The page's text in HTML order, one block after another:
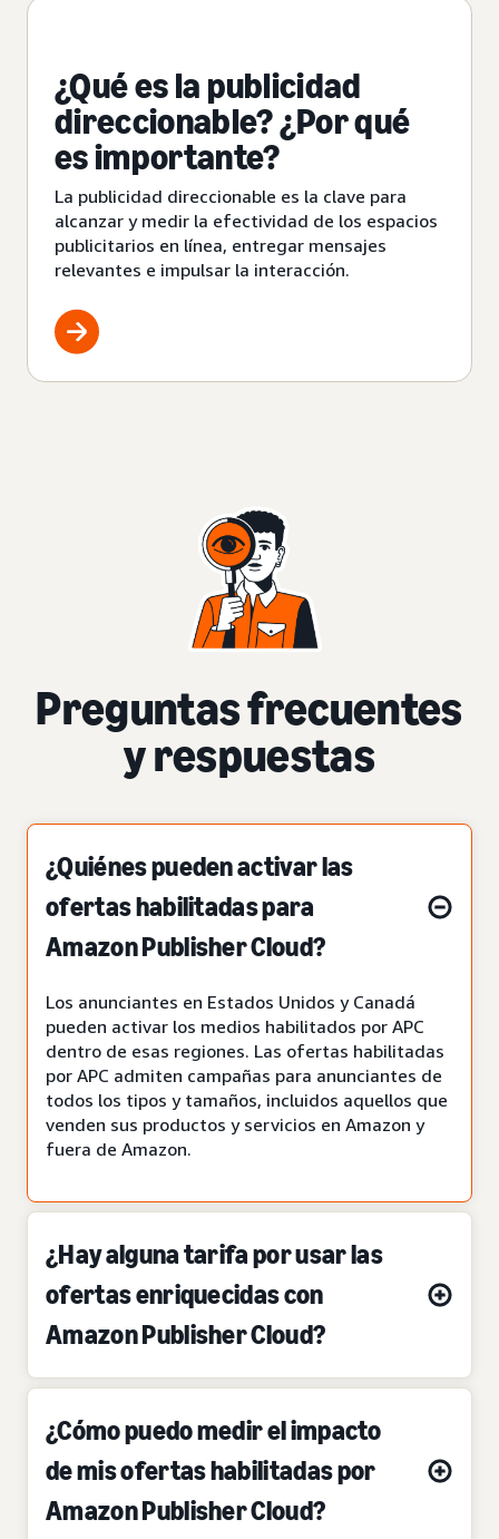
¿Qué es la publicidad
direccionable? ¿Por qué
es importante?
La publicidad direccionable es la clave para
alcanzar y medir la efectividad de los espacios
publicitarios en línea, entregar mensajes
relevantes e impulsar la interacción.
Preguntas frecuentes
y respuestas
¿Quiénes pueden activar las
ofertas habilitadas para
Amazon Publisher Cloud?
Los anunciantes en Estados Unidos y Canadá
pueden activar los medios habilitados por APC
dentro de esas regiones. Las ofertas habilitadas
por APC admiten campañas para anunciantes de
todos los tipos y tamaños, incluidos aquellos que
venden sus productos y servicios en Amazon y
fuera de Amazon.
¿Hay alguna tarifa por usar las
ofertas enriquecidas con
Amazon Publisher Cloud?
¿Cómo puedo medir el impacto
de mis ofertas habilitadas por
Amazon Publisher Cloud?